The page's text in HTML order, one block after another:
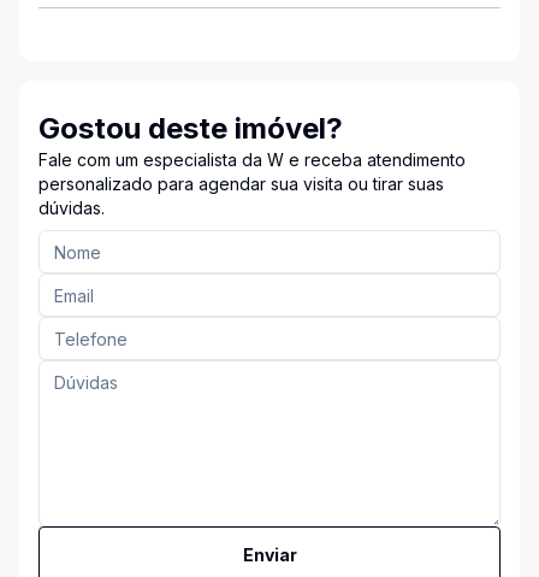
Gostou deste imóvel?
Fale com um especialista da W e receba atendimento
personalizado para agendar sua visita ou tirar suas
dúvidas.
Enviar